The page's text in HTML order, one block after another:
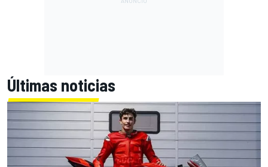
Últimas noticias